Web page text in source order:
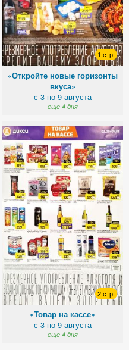
1 стр.
«Откройте новые горизонты
вкуса»
с 3 по 9 августа
еще 4 дня
2 стр.
«Товар на кассе»
с 3 по 9 августа
еще 4 дня